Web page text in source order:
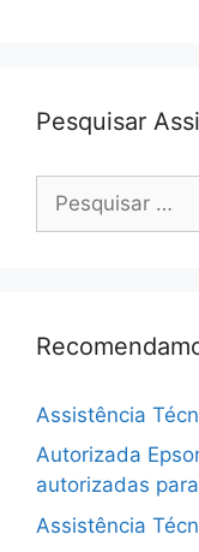
Pesquisar
por:
Assistência
Autorizada
autorizadas
Assistência